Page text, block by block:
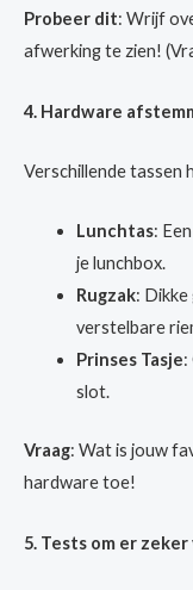
Probeer dit: Wrijf
afwerking te zien!
4. Hardware
Verschillende tassen
Lunchtas:
je lunchbox.
Rugzak: Dikke
verstelbare
Prinses Tasje:
slot.
Vraag: Wat is jouw
hardware toe!
5. Tests om er